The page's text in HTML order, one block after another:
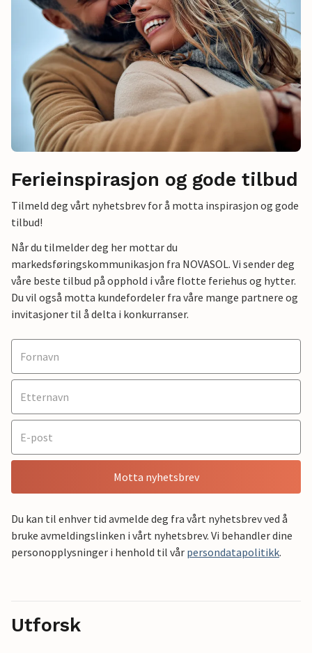
Ferieinspirasjon og gode tilbud
Tilmeld deg vårt nyhetsbrev for å motta inspirasjon og gode
tilbud!
Når du tilmelder deg her mottar du
markedsføringskommunikasjon fra NOVASOL. Vi sender deg
våre beste tilbud på opphold i våre flotte feriehus og hytter.
Du vil også motta kundefordeler fra våre mange partnere og
invitasjoner til å delta i konkurranser.
Motta nyhetsbrev
Du kan til enhver tid avmelde deg fra vårt nyhetsbrev ved å
bruke avmeldingslinken i vårt nyhetsbrev. Vi behandler dine
personopplysninger i henhold til vår persondatapolitikk.
Utforsk